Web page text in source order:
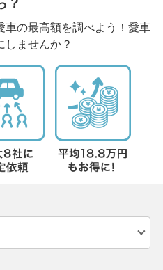
？
車の最高額を調べよう！愛車
しませんか？